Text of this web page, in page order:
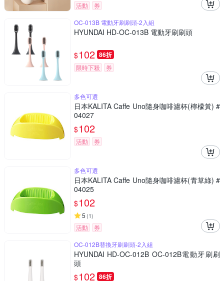
活動
券
OC-013B 電動牙刷刷頭-2入組
HYUNDAI HD-OC-013B 電動牙刷刷頭
$102 86折
限時下殺 券
多色可選
日本KALITA Caffe Uno隨身咖啡濾杯(檸檬黃) #
04027
$102
活動 券
多色可選
日本KALITA Caffe Uno隨身咖啡濾杯(青草綠) #
04025
$102
5 (1)
活動
券
OC-012B替換牙刷刷頭-2入組
HYUNDAI HD-OC-012B OC-012B電動牙刷刷
頭
$102 86折